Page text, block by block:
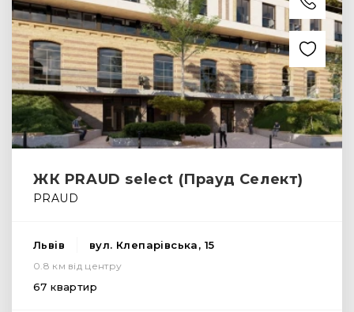
ЖК PRAUD select (Прауд Селект)
PRAUD
Львів вул. Клепарівська, 15
0.8 км від центру
67 квартир